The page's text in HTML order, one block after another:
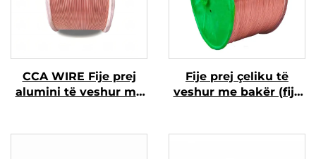
CCA WIRE Fije prej
alumini të veshur me
Fije prej çeliku të
veshur me bakër (fije